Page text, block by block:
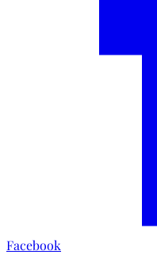
Facebook